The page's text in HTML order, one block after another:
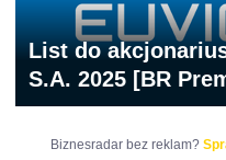
List do
S.A. 2025 [BR
Biznesradar bez reklam?